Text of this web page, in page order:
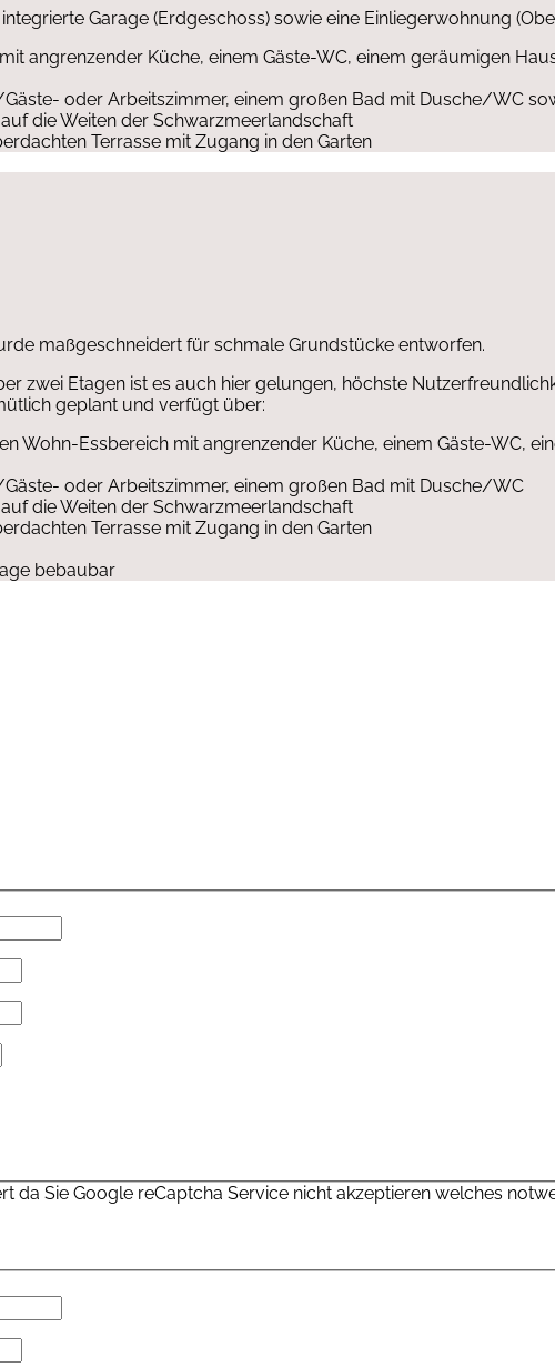
Garage (Erdgeschoss) sowie eine Einliegerwohnung
angrenzender Küche, einem Gäste-WC, einem geräumigen
oder Arbeitszimmer, einem großen Bad mit Dusche/WC
die Weiten der Schwarzmeerlandschaft
Terrasse mit Zugang in den Garten
maßgeschneidert für schmale Grundstücke entworfen.
zwei Etagen ist es auch hier gelungen, höchste
geplant und verfügt über:
Wohn-Essbereich mit angrenzender Küche, einem Gäste-
oder Arbeitszimmer, einem großen Bad mit Dusche/WC
die Weiten der Schwarzmeerlandschaft
Terrasse mit Zugang in den Garten
bebaubar
da Sie Google reCaptcha Service nicht akzeptieren welches